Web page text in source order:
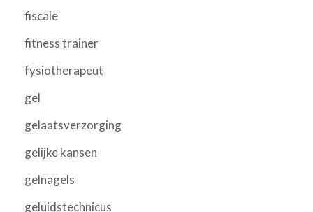
fiscale
fitness trainer
fysiotherapeut
gel
gelaatsverzorging
gelijke kansen
gelnagels
geluidstechnicus